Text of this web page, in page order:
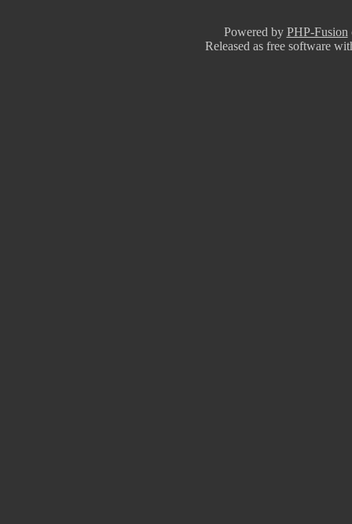
Powered by PHP-Fusion
Released as free software